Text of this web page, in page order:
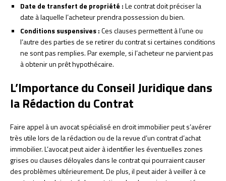
Date de transfert de propriété :Le contrat doit préciser la
date à laquelle l’acheteur prendra possession du bien.
Conditions suspensives :Ces clauses permettent à l’une ou
l’autre des parties de se retirer du contrat si certaines conditions
ne sont pas remplies. Par exemple, si l’acheteur ne parvient pas
à obtenir un prêt hypothécaire.
L’Importance du Conseil Juridique dans
la Rédaction du Contrat
Faire appel à un avocat spécialisé en droit immobilier peut s’avérer
très utile lors de la rédaction ou de la revue d’un contrat d’achat
immobilier. L’avocat peut aider à identifier les éventuelles zones
grises ou clauses déloyales dans le contrat qui pourraient causer
des problèmes ultérieurement. De plus, il peut aider à veiller à ce